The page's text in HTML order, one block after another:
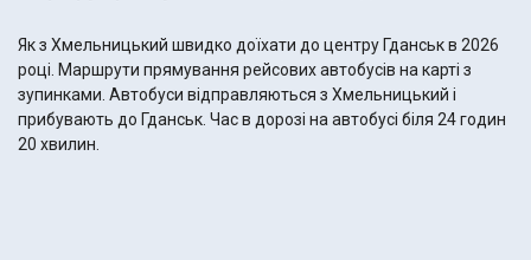
Як з Хмельницький швидко доїхати до центру Гданськ в 2026
році. Маршрути прямування рейсових автобусів на карті з
зупинками. Автобуси відправляються з Хмельницький і
прибувають до Гданськ. Час в дорозі на автобусі біля 24 годин
20 хвилин.